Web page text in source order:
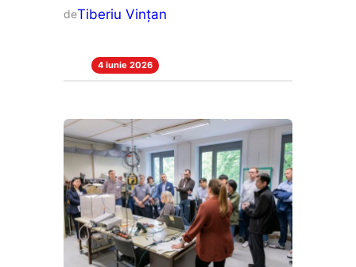
deTiberiu Vințan
4 iunie 2026